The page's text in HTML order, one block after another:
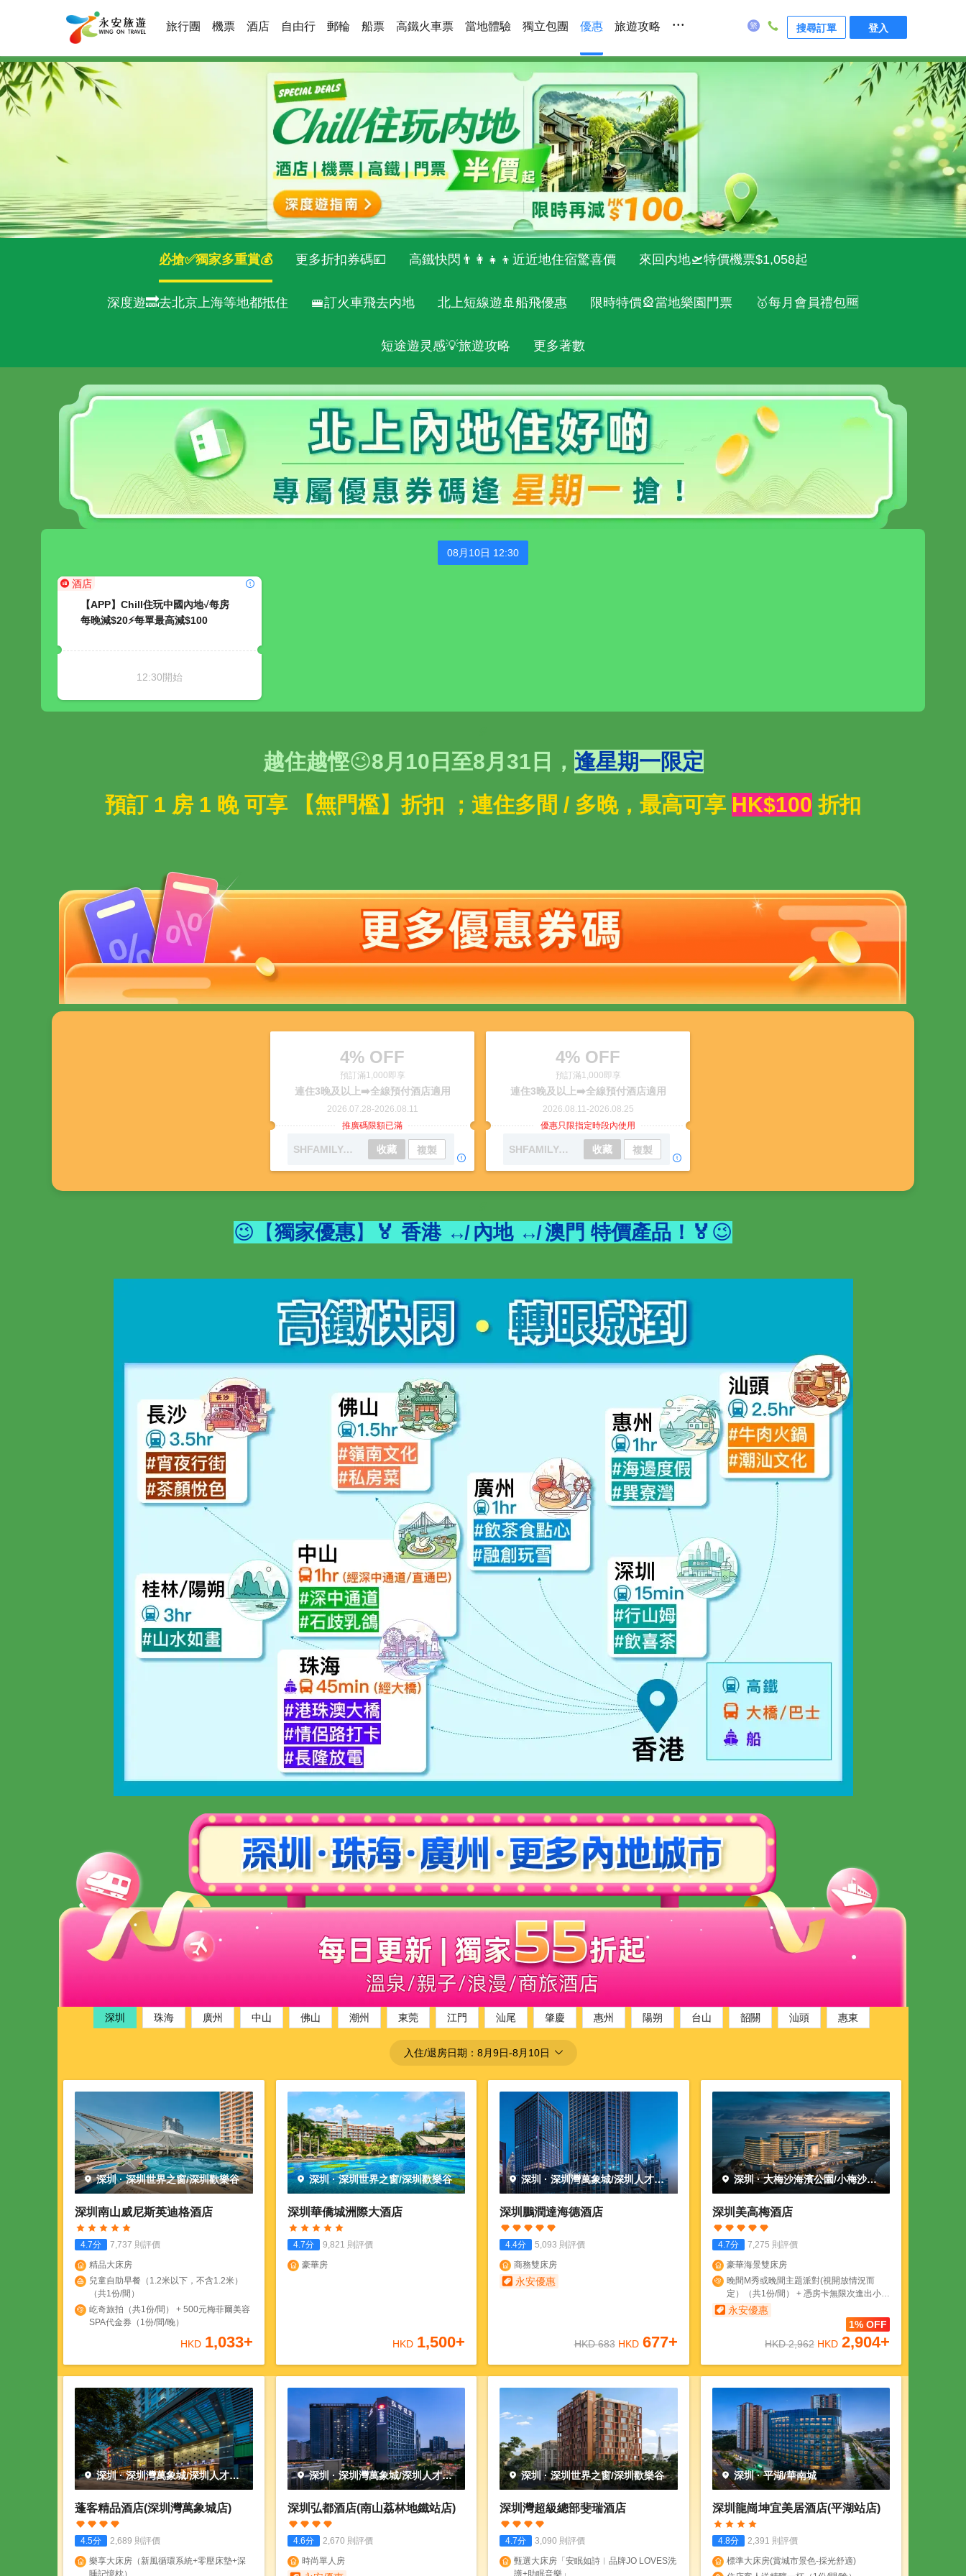
旅行團 機票 酒店 自由行 郵輪 船票 高鐵火車票 當地體驗 獨立包團 優惠 旅遊攻略 ... 搜尋訂單 登入
必搶✅獨家多重賞💰 更多折扣券碼💴 高鐵快閃👨‍👩‍👧‍👦近近地住宿驚喜價 來回内地🛫特價機票$1,058起
深度遊🔜去北京上海等地都抵住 🚝訂火車飛去内地 北上短線遊🚢船飛優惠 限時特價🎡當地樂園門票 🥇每月會員禮包🆓
短途遊灵感💡旅遊攻略 更多著數
08月10日 12:30
酒店
【APP】Chill住玩中國內地√每房
每晚減$20⚡每單最高減$100
12:30開始
越住越慳😉8月10日至8月31日， 逢星期一限定
預訂 1 房 1 晚 可享 【無門檻】折扣 ；連住多間 / 多晚，最高可享 HK$100 折扣
4% OFF
預訂滿1,000即享
連住3晚及以上➡️全線預付酒店適用
2026.07.28-2026.08.11
推廣碼限額已滿
SHFAMILYAUG01 收藏 複製
4% OFF
預訂滿1,000即享
連住3晚及以上➡️全線預付酒店適用
2026.08.11 -2026.08.25
優惠只限指定時段內使用
SHFAMILYAUG02 收藏 複製
😉【獨家優惠】 🏅 香港 ↮ 內地 ↮ 澳門 特價產品！🏅 😉
深圳 珠海 廣州 中山 佛山 潮州 東莞 江門 汕尾 肇慶 惠州 陽朔 台山 韶關 汕頭 惠東
入住/退房日期： 8月9日-8月10日
深圳·深圳世界之窗/深圳歡樂谷
深圳南山威尼斯英迪格酒店
4.7分 7,737 則評價
精品大床房
兒童自助早餐（1.2米以下，不含1.2米）
（共1份/間）
屹奇旅拍（共1份/間） + 500元梅菲爾美容
SPA代金券（1份/間/晚）
HKD 1,033+
深圳·深圳世界之窗/深圳歡樂谷
深圳華僑城洲際大酒店
4.7分 9,821 則評價
豪華房
HKD 1,500+
深圳 · 深圳灣萬象城/深圳人才公
園
深圳鵬潤達海德酒店
4.4分 5,093 則評價
商務雙床房
永安優惠
HKD683 HKD 677+
深圳·大梅沙海濱公園/小梅沙海
濱樂園
深圳美高梅酒店
4.7分 7,275 則評價
豪華海景雙床房
晚間M秀或晚間主題派對(視開放情況而
定）（共1份/間） + 憑房卡無限次進出小梅
沙海濱樂園（1份/間/晚） + 安漫旅拍 專業
旅拍（共1份/間）
永安優惠
1% OFF
HKD2,962 HKD 2,904+
深圳·深圳灣萬象城/深圳人才公
園
蓬客精品酒店(深圳灣萬象城店)
4.5分 2,689 則評價
樂享大床房（新風循環系統+零壓床墊+深
睡記憶枕）
深圳·深圳灣萬象城/深圳人才公
園
深圳弘都酒店(南山荔林地鐵站店)
4.6分 2,670 則評價
時尚單人房
深圳·深圳世界之窗/深圳歡樂谷
深圳灣超級總部斐瑞酒店
4.7分 3,090 則評價
甄選大床房「安眠如詩︱品牌JO LOVES洗
護+助眠音樂」
深圳·平湖/華南城
深圳龍崗坤宜美居酒店(平湖站店)
4.8分 2,391 則評價
標準大床房(賞城市景色-採光舒適)